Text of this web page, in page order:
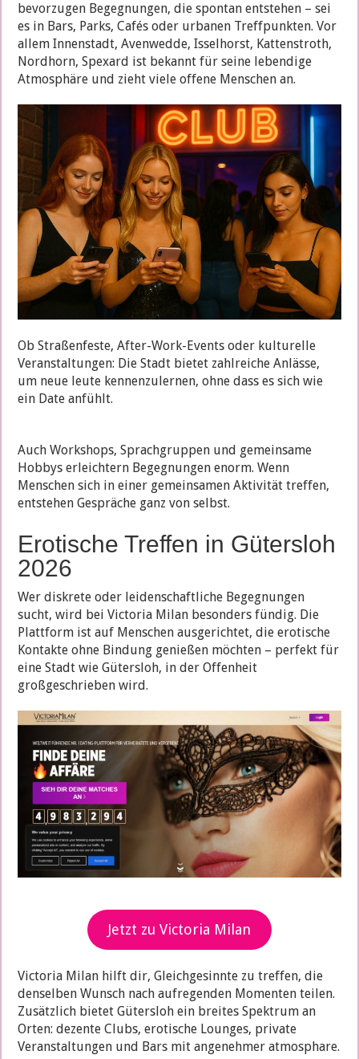
bevorzugen Begegnungen, die spontan entstehen – sei
es in Bars, Parks, Cafés oder urbanen Treffpunkten. Vor
allem Innenstadt, Avenwedde, Isselhorst, Kattenstroth,
Nordhorn, Spexard ist bekannt für seine lebendige
Atmosphäre und zieht viele offene Menschen an.
Ob Straßenfeste, After-Work-Events oder kulturelle
Veranstaltungen: Die Stadt bietet zahlreiche Anlässe,
um neue leute kennenzulernen, ohne dass es sich wie
ein Date anfühlt.
Auch Workshops, Sprachgruppen und gemeinsame
Hobbys erleichtern Begegnungen enorm. Wenn
Menschen sich in einer gemeinsamen Aktivität treffen,
entstehen Gespräche ganz von selbst.
Erotische Treffen in Gütersloh
2026
Wer diskrete oder leidenschaftliche Begegnungen
sucht, wird bei Victoria Milan besonders fündig. Die
Plattform ist auf Menschen ausgerichtet, die erotische
Kontakte ohne Bindung genießen möchten – perfekt für
eine Stadt wie Gütersloh, in der Offenheit
großgeschrieben wird.
Jetzt zu Victoria Milan
Victoria Milan hilft dir, Gleichgesinnte zu treffen, die
denselben Wunsch nach aufregenden Momenten teilen.
Zusätzlich bietet Gütersloh ein breites Spektrum an
Orten: dezente Clubs, erotische Lounges, private
Veranstaltungen und Bars mit angenehmer atmosphare.